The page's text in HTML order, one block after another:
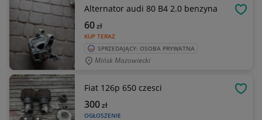
Alternator audi 80 B4 2.0 benzyna
KUP TERAZ
60zł
SPRZEDAJĄCY: OSOBA PRYWATNA
Mińsk Mazowiecki
Fiat 126p 650 czesci
OGŁOSZENIE
300zł